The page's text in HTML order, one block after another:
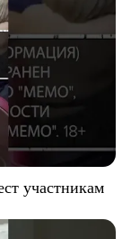
участникам